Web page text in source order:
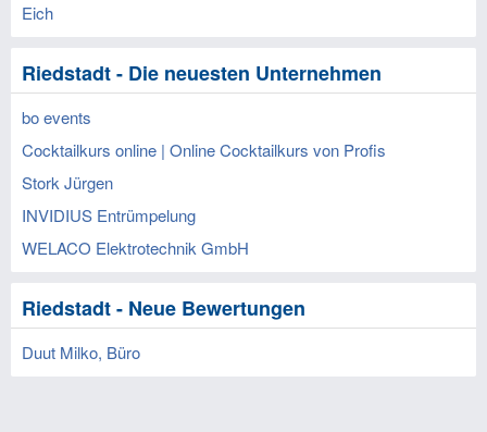
Eich
Riedstadt - Die neuesten Unternehmen
bo events
Cocktailkurs online | Online Cocktailkurs von Profis
Stork Jürgen
INVIDIUS Entrümpelung
WELACO Elektrotechnik GmbH
Riedstadt - Neue Bewertungen
Duut Milko, Büro